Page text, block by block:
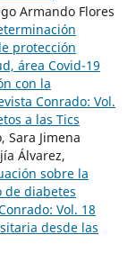
Armando Flores
protección
área Covid-19
con la
Conrado: Vol.
a las Tics
Sara Jimena
Álvarez,
sobre la
de diabetes
Vol. 18
desde las